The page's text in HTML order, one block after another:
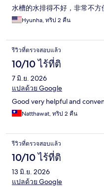
水槽的水排得不好，非常不方
Hyunha, ทริป 2 คืน
รีวิวที่ตรวจสอบแล้ว
10/10 ไร้ที่ติ
7 มิ.ย. 2026
แปลด้วย Google
Good very helpful and
Natthawat, ทริป 2 คืน
รีวิวที่ตรวจสอบแล้ว
10/10 ไร้ที่ติ
13 มิ.ย. 2026
แปลด้วย Google